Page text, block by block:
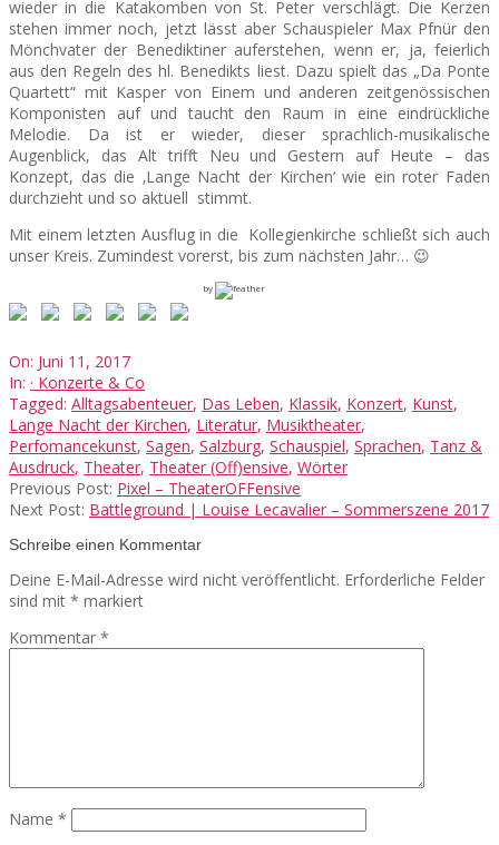
wieder in die Katakomben von St. Peter verschlägt. Die Kerzen
stehen immer noch, jetzt lässt aber Schauspieler Max Pfnür den
Mönchvater der Benediktiner auferstehen, wenn er, ja, feierlich
aus den Regeln des hl. Benedikts liest. Dazu spielt das „Da Ponte
Quartett“ mit Kasper von Einem und anderen zeitgenössischen
Komponisten auf und taucht den Raum in eine eindrückliche
Melodie. Da ist er wieder, dieser sprachlich-musikalische
Augenblick, das Alt trifft Neu und Gestern auf Heute – das
Konzept, das die ‚Lange Nacht der Kirchen‘ wie ein roter Faden
durchzieht und so aktuell stimmt.
Mit einem letzten Ausflug in die Kollegienkirche schließt sich auch
unser Kreis. Zumindest vorerst, bis zum nächsten Jahr… 😉
by
2017-
06-
11
On: Juni 11, 2017
In: · Konzerte & Co
Tagged: Alltagsabenteuer, Das Leben, Klassik, Konzert, Kunst,
Lange Nacht der Kirchen, Literatur, Musiktheater,
Perfomancekunst, Sagen, Salzburg, Schauspiel, Sprachen, Tanz &
Ausdruck, Theater, Theater (Off)ensive, Wörter
Previous Post: Pixel – TheaterOFFensive
Next Post: Battleground | Louise Lecavalier – Sommerszene 2017
Schreibe einen Kommentar
Deine E-Mail-Adresse wird nicht veröffentlicht. Erforderliche Felder
sind mit * markiert
Kommentar *
Name *